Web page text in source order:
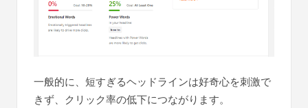
一般的に、短すぎるヘッドラインは好奇心を刺激で
きず、クリック率の低下につながります。